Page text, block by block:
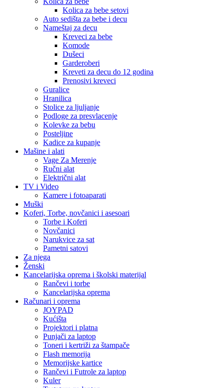
Kolica za bebe setovi
Auto sedišta za bebe i decu
Nameštaj za decu
Kreveci za bebe
Komode
Dušeci
Garderoberi
Kreveti za decu do 12 godina
Prenosivi kreveci
Guralice
Hranilica
Stolice za ljuljanje
Podloge za presvlacenje
Kolevke za bebu
Posteljine
Kadice za kupanje
Mašine i alati
Vage Za Merenje
Ručni alat
Električni alat
TV i Video
Kamere i fotoaparati
Muški
Koferi, Torbe, novčanici i asesoari
Torbe i Koferi
Novčanici
Narukvice za sat
Pametni satovi
Za njega
Ženski
Kancelarijska oprema i školski materijal
Rančevi i torbe
Kancelarijska oprema
Računari i oprema
JOYPAD
Kućišta
Projektori i platna
Punjači za laptop
Toneri i kertriži za štampače
Flash memorija
Memorijske kartice
Rančevi i Futrole za laptop
Kuler